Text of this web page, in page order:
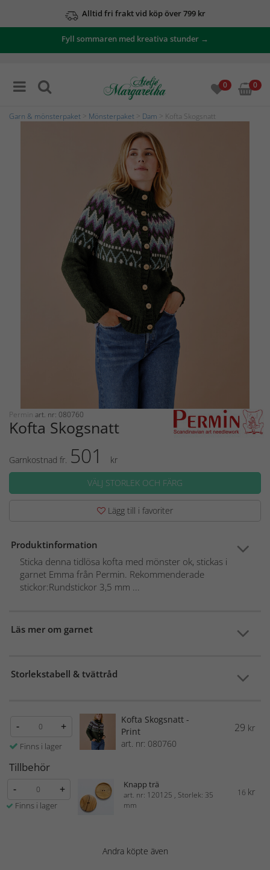
Alltid fri frakt vid köp över 799 kr
Fyll sommaren med kreativa stunder →
0 0
Garn & mönsterpaket Mönsterpaket Dam > Kofta Skogsnatt
Permin art. nr: 080760
Kofta Skogsnatt
Garnkostnad fr. 501
kr
VÄLJ STORLEK OCH FÄRG
Lägg till i favoriter
Produktinformation
Sticka denna tidlösa kofta med mönster ok, stickas i
garnet Emma från Permin. Rekommenderade
stickor:Rundstickor 3,5 mm ...
Läs mer om garnet
Storlekstabell & tvättråd
- +
Finns i lager
Kofta Skogsnatt -
Print
art. nr: 080760
29 kr
Tillbehör
- +
Finns i lager
Knapp trä
art. nr: 120125 , Storlek: 35
mm
16 kr
Andra köpte även